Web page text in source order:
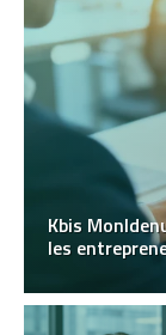
Kbis
les